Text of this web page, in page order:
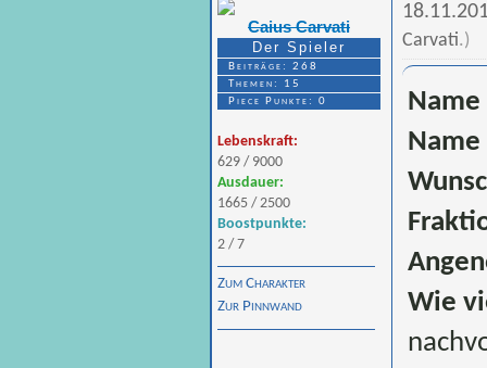
Caius Carvati
Der Spieler
Beiträge: 268
Themen: 15
Piece Punkte: 0
Lebenskraft:
629 / 9000
Ausdauer:
1665 / 2500
Boostpunkte:
2 / 7
Zum Charakter
Zur Pinnwand
Carvati. )
Name
Name
Wie